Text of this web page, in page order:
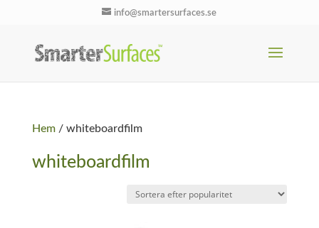
info@smartersurfaces.se
Hem/ whiteboardfilm
whiteboardfilm